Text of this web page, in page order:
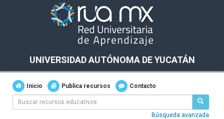
UNIVERSIDAD AUTÓNOMA DE YUCATÁN
Inicio Publica recursos Contacto
Búsqueda avanzada